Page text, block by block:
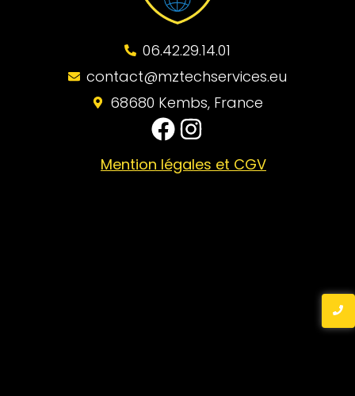
06.42.29.14.01
contact@mztechservices.eu
68680 Kembs, France
Mention légales et CGV